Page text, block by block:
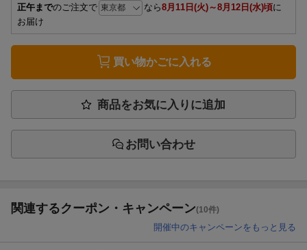
正午までのご注文で なら8月11日(火)～8月12日(水)頃に
お届け
買い物かごに入れる
商品をお気に入りに追加
お問い合わせ
関連するクーポン・キャンペーン(10件)
開催中のキャンペーンをもっと見る